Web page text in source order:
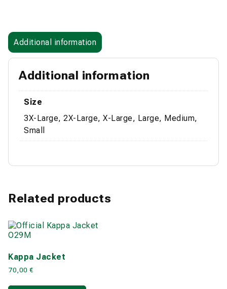
Additional information
Additional information
Size
3X-Large, 2X-Large, X-Large, Large, Medium,
Small
Related products
Kappa Jacket
70,00 €